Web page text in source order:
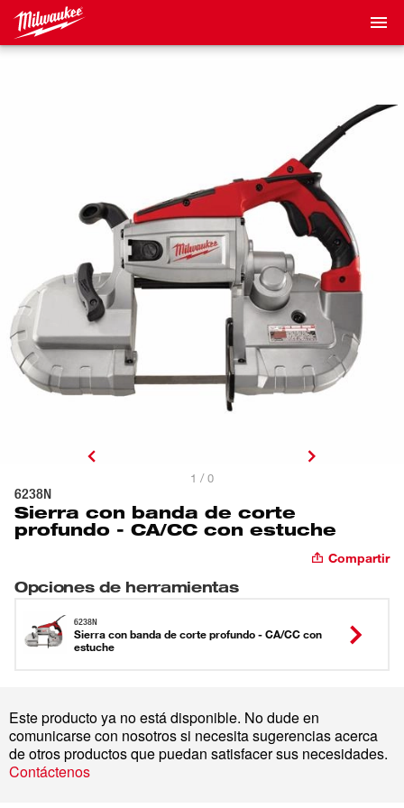
1 / 0
6238N
Sierra con banda de corte
profundo - CA/CC con estuche
Compartir
Opciones de herramientas
6238N
Sierra con banda de corte profundo - CA/CC con
estuche
Este producto ya no está disponible. No dude en
comunicarse con nosotros si necesita sugerencias acerca
de otros productos que puedan satisfacer sus necesidades.
Contáctenos